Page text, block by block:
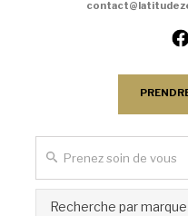
Recherche par marque